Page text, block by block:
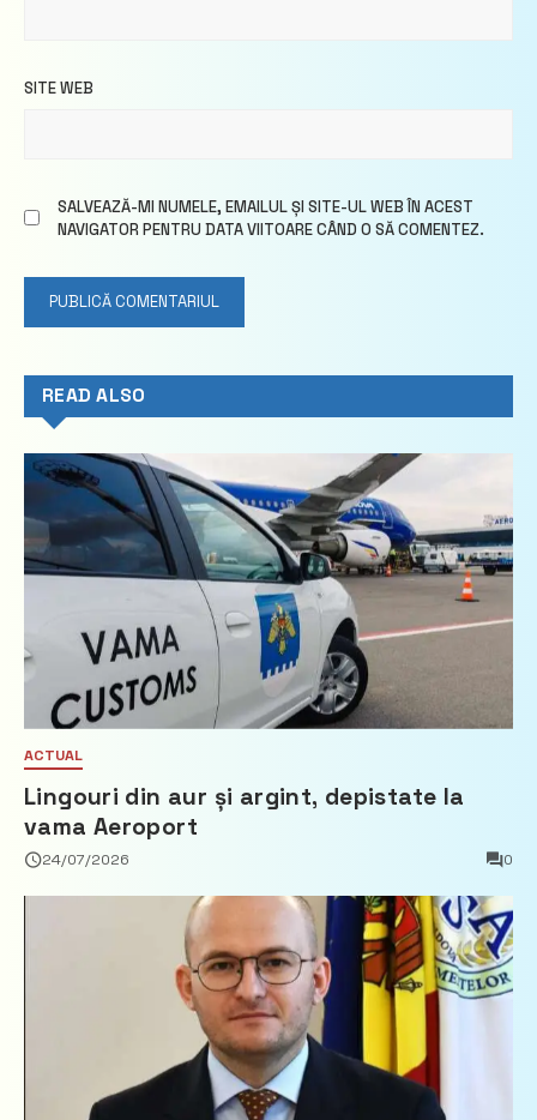
SITE WEB
SALVEAZĂ-MI NUMELE, EMAILUL ȘI SITE-UL WEB ÎN ACEST
NAVIGATOR PENTRU DATA VIITOARE CÂND O SĂ COMENTEZ.
READ ALSO
ACTUAL
Lingouri din aur și argint, depistate la
vama Aeroport
24/07/2026 0